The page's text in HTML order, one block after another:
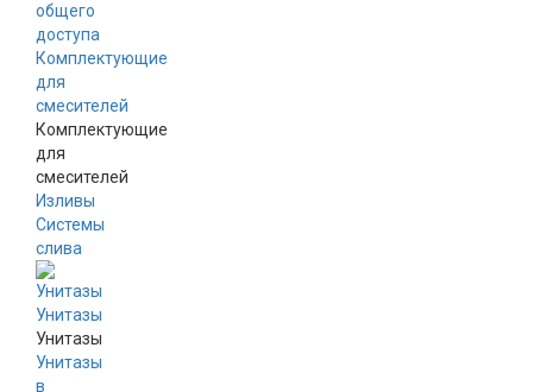
общего
доступа
Комплектующие
для
смесителей
Комплектующие
для
смесителей
Изливы
Системы
слива
Унитазы
Унитазы
Унитазы
в